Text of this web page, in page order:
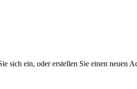
sich ein, oder erstellen Sie einen neuen